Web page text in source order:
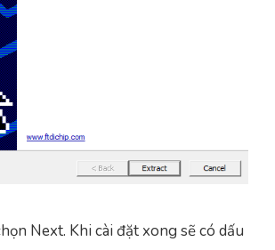
Next. Khi cài đặt xong sẽ có dấu